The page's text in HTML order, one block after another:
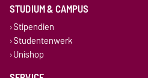
STUDIUM & CAMPUS
Stipendien
Studentenwerk
Unishop